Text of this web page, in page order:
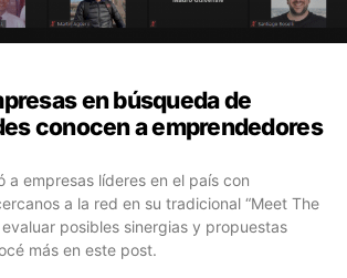
en búsqueda de
conocen a emprendedores
a empresas líderes en el país con
a la red en su tradicional “Meet The
evaluar posibles sinergias y propuestas
más en este post.